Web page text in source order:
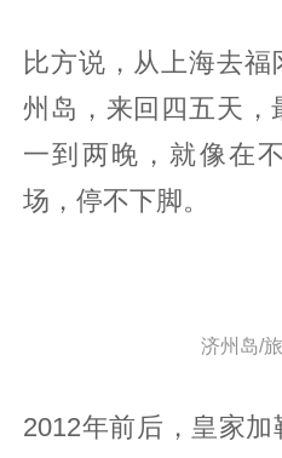
比方说，从上海去
州岛，来回四五天，
一到两晚，就像在
场，停不下脚。
济州岛/
2012年前后，皇家